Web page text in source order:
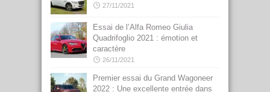
27/11/2021
Essai de l’Alfa Romeo Giulia
Quadrifoglio 2021 : émotion et
caractère
26/11/2021
Premier essai du Grand Wagoneer
2022 : Une excellente entrée dans